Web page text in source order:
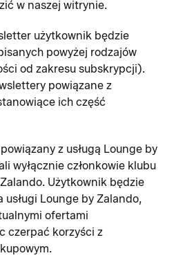
w naszej witrynie.
użytkownik będzie
powyżej rodzajów
od zakresu subskrypcji).
powiązane z
ich część
z usługą Lounge by
wyłącznie członkowie klubu
Użytkownik będzie
usługi Lounge by Zalando,
ofertami
czerpać korzyści z